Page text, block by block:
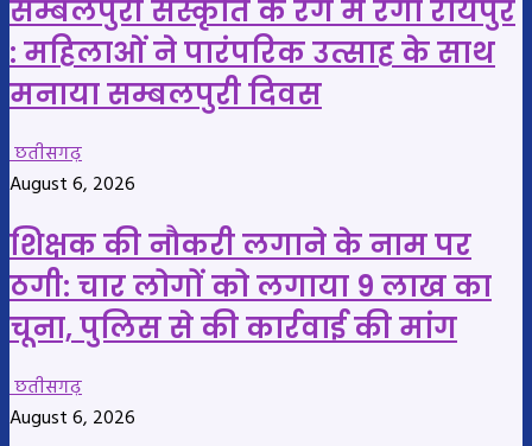
सम्बलपुरी संस्कृति के रंग में रंगा रायपुर
: महिलाओं ने पारंपरिक उत्साह के साथ
मनाया सम्बलपुरी दिवस
छतीसगढ़
August 6, 2026
शिक्षक की नौकरी लगाने के नाम पर
ठगी: चार लोगों को लगाया 9 लाख का
चूना, पुलिस से की कार्रवाई की मांग
छतीसगढ़
August 6, 2026